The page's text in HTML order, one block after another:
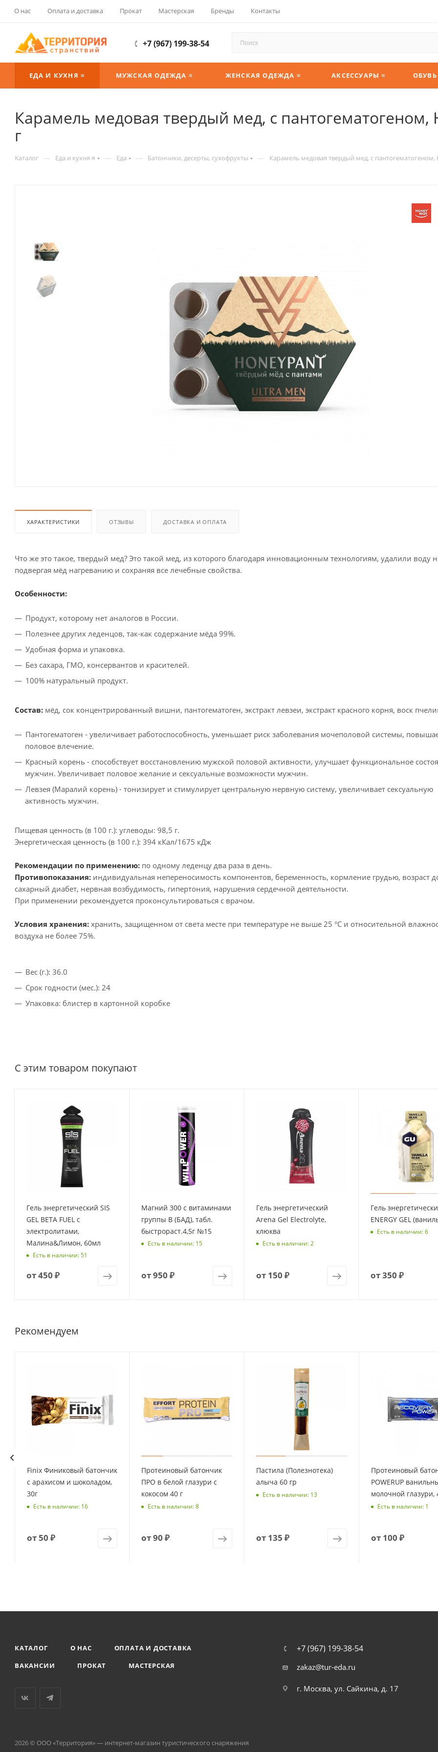
О нас Оплата и доставка Прокат Мастерская Бренды Контакты
+7 (967) 199-38-54
ЕДА И КУХНЯ ≡ МУЖСКАЯ ОДЕЖДА ≡ ЖЕНСКАЯ ОДЕЖДА ≡ АКСЕССУАРЫ ≡ ОБУВЬ
Карамель медовая твердый мед, с пантогематогеном,
г
Каталог — Еда и кухня ≡ — Еда — Батончики, десерты, сухофрукты — Карамель медовая твердый мед, с пантогематогеном,
ХАРАКТЕРИСТИКИ ОТЗЫВЫ ДОСТАВКА И ОПЛАТА
Что же это такое, твердый мед? Это такой мед, из которого благодаря инновационным технологиям, удалили воду
подвергая мёд нагреванию и сохраняя все лечебные свойства.
Особенности:
Продукт, которому нет аналогов в России.
Полезнее других леденцов, так-как содержание мёда 99%.
Удобная форма и упаковка.
Без сахара, ГМО, консервантов и красителей.
100% натуральный продукт.
Состав: мёд, сок концентрированный вишни, пантогематоген, экстракт левзеи, экстракт красного корня, воск
Пантогематоген - увеличивает работоспособность, уменьшает риск заболевания мочеполовой системы,
половое влечение.
Красный корень - способствует восстановлению мужской половой активности, улучшает функциональное
мужчин. Увеличивает половое желание и сексуальные возможности мужчин.
Левзея (Маралий корень) - тонизирует и стимулирует центральную нервную систему, увеличивает сексуальную
активность мужчин.
Пищевая ценность (в 100 г.): углеводы: 98,5 г.
Энергетическая ценность (в 100 г.): 394 кКал/1675 кДж
Рекомендации по применению: по одному леденцу два раза в день.
Противопоказания: индивидуальная непереносимость компонентов, беременность, кормление грудью, возраст
сахарный диабет, нервная возбудимость, гипертония, нарушения сердечной деятельности.
При применении рекомендуется проконсультироваться с врачом.
Условия хранения: хранить, защищенном от света месте при температуре не выше 25 °С и относительной
воздуха не более 75%.
Вес (г.): 36.0
Срок годности (мес.): 24
Упаковка: блистер в картонной коробке
С этим товаром покупают
Гель энергетический SIS
GEL BETA FUEL с
электролитами,
Малина&Лимон, 60мл
Есть в наличии: 51
от450 ₽
Магний 300 с витаминами
группы В (БАД), табл.
быстрораст.4,5г №15
Есть в наличии: 15
от950 ₽
Гель энергетический
Arena Gel Electrolyte,
клюква
Есть в наличии: 2
от 150 ₽
Гель
ENERGY GEL
Есть в наличии: 6
от350 ₽
Рекомендуем
Finix Финиковый батончик
с арахисом и шоколадом,
30г
Есть в наличии: 16
от50 ₽
Протеиновый батончик
ПРО в белой глазури с
кокосом 40 г
Есть в наличии: 8
от90 ₽
Пастила (Полезнотека)
алыча 60 гр
Есть в наличии: 13
от 135 ₽
Протеиновый
POWERUP
молочной глазури,
Есть в наличии: 1
от 100 ₽
КАТАЛОГ О НАС
ОПЛАТА И ДОСТАВКА
ВАКАНСИИ
ПРОКАТ МАСТЕРСКАЯ
+7 (967) 199-38-54
zakaz@tur-eda.ru
г. Москва, ул. Сайкина, д. 17
2026 © ООО «Территория» — интернет-магазин туристического снаряжения